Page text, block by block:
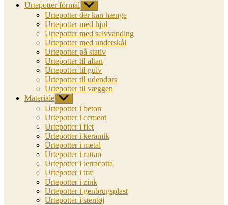
Urtepotter formål Vis
undermenu
Urtepotter der kan hænge
Urtepotter med hjul
Urtepotter med selvvanding
Urtepotter med underskål
Urtepotter på stativ
Urtepotter til altan
Urtepotter til gulv
Urtepotter til udendørs
Urtepotter til væggen
Materiale Vis
undermenu
Urtepotter i beton
Urtepotter i cement
Urtepotter i flet
Urtepotter i keramik
Urtepotter i metal
Urtepotter i rattan
Urtepotter i terracotta
Urtepotter i træ
Urtepotter i zink
Urtepotter i genbrugsplast
Urtepotter i stentøj